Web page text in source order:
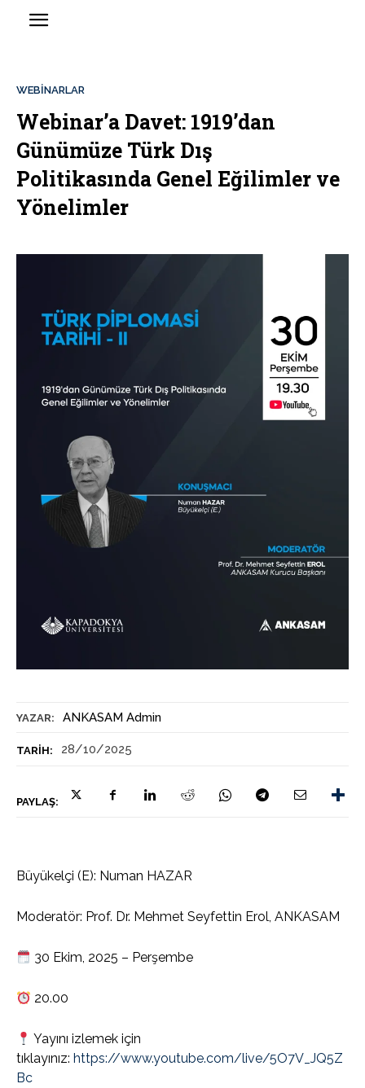
YAZAR: ANKASAM Admin
TARIH: 28/10/2025
PAYLAŞ:
WEBINARLAR
Webinar’a Davet: 1919’dan
Günümüze Türk Dış
Politikasında Genel Eğilimler ve
Yönelimler
Büyükelçi (E): Numan HAZAR
Moderatör: Prof. Dr. Mehmet Seyfettin Erol, ANKASAM
30 Ekim, 2025 – Perşembe
20.00
Yayını izlemek için
tıklayınız: https://www.youtube.com/live/5O7V_JQ5Z
Bc